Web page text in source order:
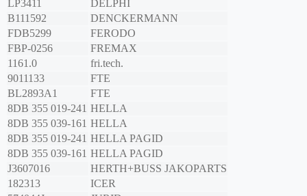
LP3411
DELPHI
B111592
DENCKERMANN
FDB5299
FERODO
FBP-0256
FREMAX
1161.0
fri.tech.
9011133
FTE
BL2893A1
FTE
8DB 355 019-241 HELLA
8DB 355 039-161 HELLA
8DB 355 019-241 HELLA PAGID
8DB 355 039-161 HELLA PAGID
J3607016
HERTH+BUSS JAKOPARTS
182313
ICER